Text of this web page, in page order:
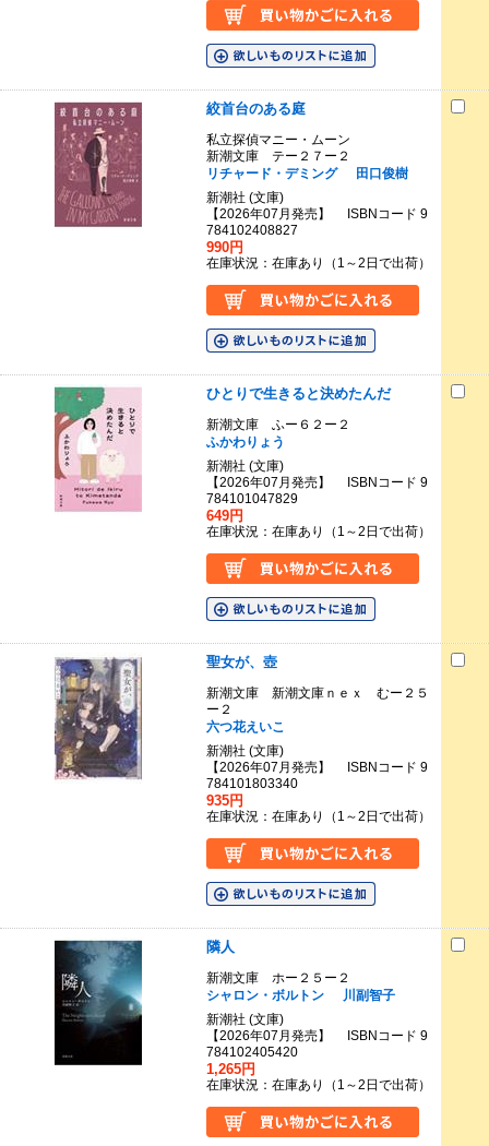
絞首台のある庭
私立探偵マニー・ムーン
新潮文庫 テー２７ー２
リチャード・デミング
田口俊樹
新潮社 (文庫)
【2026年07月発売】 ISBNコード 9
784102408827
990円
在庫状況：在庫あり（1～2日で出荷）
ひとりで生きると決めたんだ
新潮文庫 ふー６２ー２
ふかわりょう
新潮社 (文庫)
【2026年07月発売】 ISBNコード 9
784101047829
649円
在庫状況：在庫あり（1～2日で出荷）
聖女が、壺
新潮文庫 新潮文庫ｎｅｘ むー２５
ー２
六つ花えいこ
新潮社 (文庫)
【2026年07月発売】 ISBNコード 9
784101803340
935円
在庫状況：在庫あり（1～2日で出荷）
隣人
新潮文庫 ホー２５ー２
シャロン・ボルトン
川副智子
新潮社 (文庫)
【2026年07月発売】 ISBNコード 9
784102405420
1,265円
在庫状況：在庫あり（1～2日で出荷）